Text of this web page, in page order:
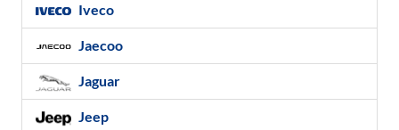
Iveco
Jaecoo
Jaguar
Jeep